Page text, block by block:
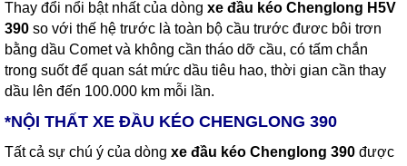
Thay đổi nổi bật nhất của dòng xe đầu kéo Chenglong H5V
390 so với thế hệ trước là toàn bộ cầu trước đươc bôi trơn
bằng dầu Comet và không cần tháo dỡ cầu, có tấm chắn
trong suốt để quan sát mức dầu tiêu hao, thời gian cần thay
dầu lên đến 100.000 km mỗi lần.
*NỘI THẤT XE ĐẦU KÉO CHENGLONG 390
Tất cả sự chú ý của dòng xe đầu kéo Chenglong 390 được